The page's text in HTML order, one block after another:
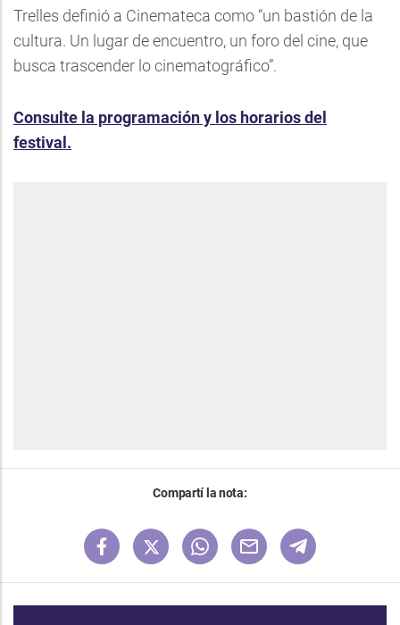
Trelles definió a Cinemateca como “un bastión de la
cultura. Un lugar de encuentro, un foro del cine, que
busca trascender lo cinematográfico”.
Consulte la programación y los horarios del
festival.
Compartí la nota: